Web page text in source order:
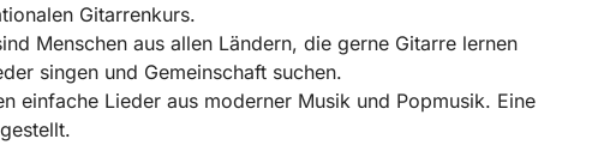
Gitarrenkurs.
Menschen aus allen Ländern, die gerne Gitarre lernen
singen und Gemeinschaft suchen.
einfache Lieder aus moderner Musik und Popmusik. Eine